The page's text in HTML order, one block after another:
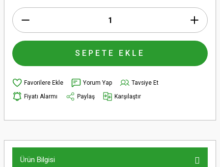
SEPETE EKLE
Yorum Yap
Tavsiye Et
Fiyatı Alarmı
Paylaş Karşılaştır
Ürün Bilgisi